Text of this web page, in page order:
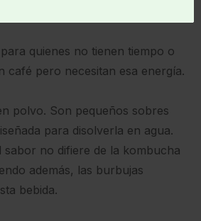
quienes no tienen tiempo o
café pero necesitan esa energía.
polvo. Son pequeños sobres
para disolverla en agua.
sabor no difiere de la kombucha
además, las burbujas
bebida.